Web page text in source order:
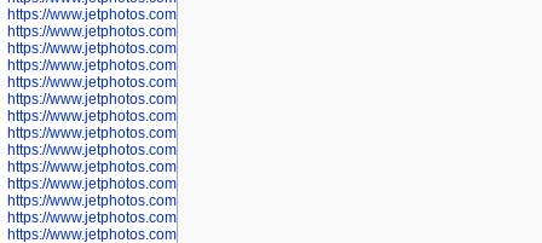
https://www.jetphotos.com/photographer/600565
https://www.jetphotos.com/photographer/600566
https://www.jetphotos.com/photographer/600567
https://www.jetphotos.com/photographer/600568
https://www.jetphotos.com/photographer/600571
https://www.jetphotos.com/photographer/600573
https://www.jetphotos.com/photographer/600575
https://www.jetphotos.com/photographer/600576
https://www.jetphotos.com/photographer/600577
https://www.jetphotos.com/photographer/600578
https://www.jetphotos.com/photographer/600666
https://www.jetphotos.com/photographer/600668
https://www.jetphotos.com/photographer/600669
https://www.jetphotos.com/photographer/600670